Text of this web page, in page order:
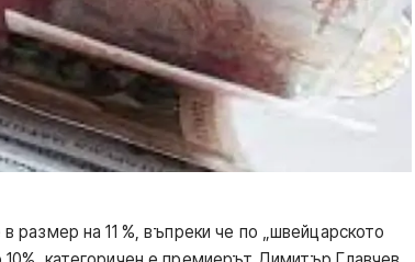
размер на 11 %, въпреки че по „швейцарското